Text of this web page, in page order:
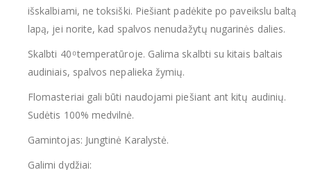
išskalbiami, ne toksiški. Piešiant padėkite po paveikslu baltą
lapą, jei norite, kad spalvos nenudažytų nugarinės dalies.
Skalbti 40 ͦ temperatūroje. Galima skalbti su kitais baltais
audiniais, spalvos nepalieka žymių.
Flomasteriai gali būti naudojami piešiant ant kitų audinių.
Sudėtis 100% medvilnė.
Gamintojas: Jungtinė Karalystė.
Galimi dydžiai: